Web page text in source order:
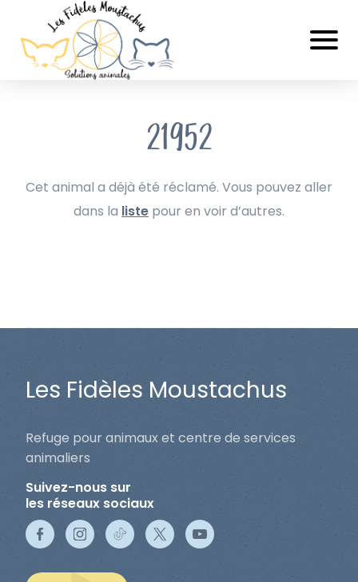
21952
Cet animal a déjà été réclamé. Vous pouvez aller
dans la liste pour en voir d’autres.
Les Fidèles Moustachus
Refuge pour animaux et centre de services
animaliers
Suivez-nous sur
les réseaux sociaux